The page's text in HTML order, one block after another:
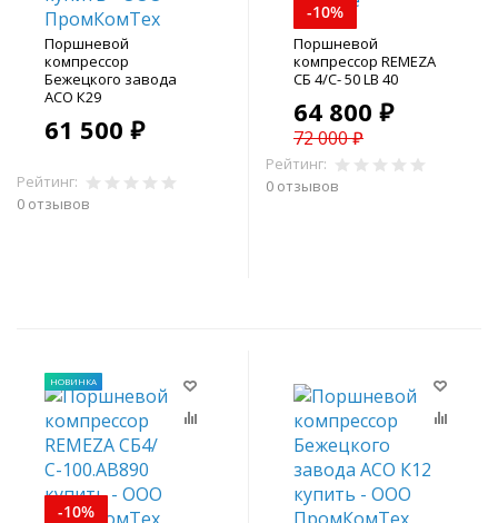
Поршневой
компрессор
Бежецкого завода
АСО К29
61 500 ₽
Рейтинг:
0 отзывов
-10%
Поршневой
компрессор REMEZA
СБ 4/С- 50 LB 40
64 800 ₽
72 000 ₽
Рейтинг:
0 отзывов
НОВИНКА
-10%